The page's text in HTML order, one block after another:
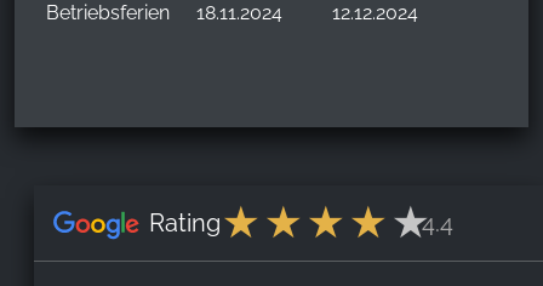
Betriebsferien
18.11.2024 12.12.2024
Rating 4.4